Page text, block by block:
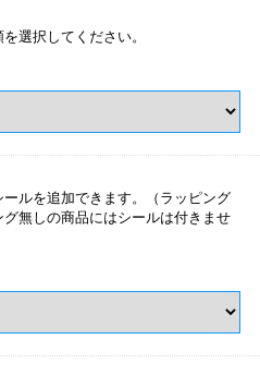
選択してください。
ルを追加できます。（ラッピング
無しの商品にはシールは付きませ